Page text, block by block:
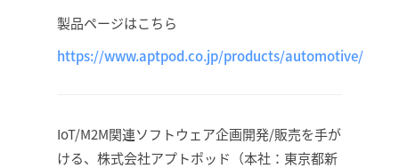
製品ページはこちら
https://www.aptpod.co.jp/products/automotive/
IoT/M2M関連ソフトウェア企画開発/販売を手が
ける、株式会社アプトポッド（本社：東京都新